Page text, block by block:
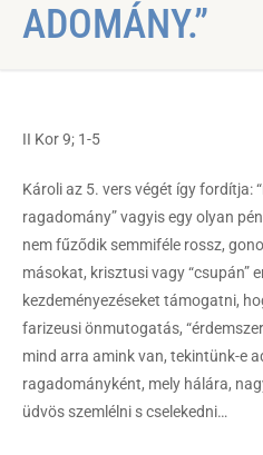
ADOMÁNY.”
II Kor 9; 1-5
Károli az 5. vers végét így fordítja:
ragadomány” vagyis egy olyan
nem fűződik semmiféle rossz,
másokat, krisztusi vagy “csupán”
kezdeményezéseket támogatni,
farizeusi önmutogatás,
mind arra amink van, tekintünk-e
ragadományként, mely hálára,
üdvös szemlélni s cselekedni…